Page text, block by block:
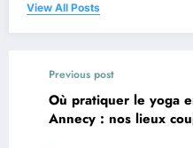
View All Posts
Previous post
Où pratiquer le yoga
Annecy : nos lieux